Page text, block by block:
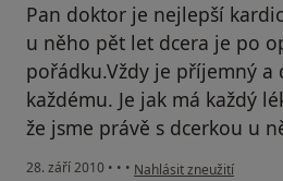
Pan doktor je nejlepší
u něho pět let dcera je po
pořádku.Vždy je příjemný
každému. Je jak má každý
že jsme právě s dcerkou u
28. září 2010 • • • podle názoru uživatele
Nahlásit zneužití